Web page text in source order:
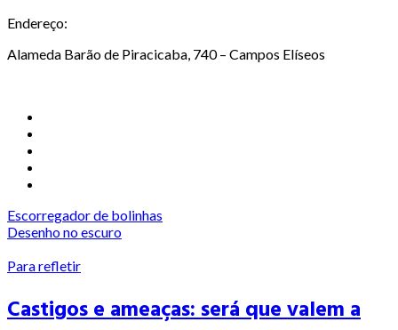
Endereço:
Alameda Barão de Piracicaba, 740 – Campos Elíseos
Escorregador de bolinhas
Desenho no escuro
Para refletir
Castigos e ameaças: será que valem a